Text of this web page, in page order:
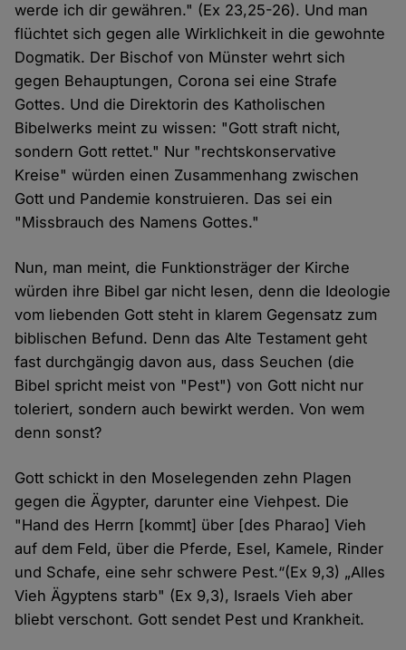
werde ich dir gewähren." (Ex 23,25-26). Und man
flüchtet sich gegen alle Wirklichkeit in die gewohnte
Dogmatik. Der Bischof von Münster wehrt sich
gegen Behauptungen, Corona sei eine Strafe
Gottes. Und die Direktorin des Katholischen
Bibelwerks meint zu wissen: "Gott straft nicht,
sondern Gott rettet." Nur "rechtskonservative
Kreise" würden einen Zusammenhang zwischen
Gott und Pandemie konstruieren. Das sei ein
"Missbrauch des Namens Gottes."
Nun, man meint, die Funktionsträger der Kirche
würden ihre Bibel gar nicht lesen, denn die Ideologie
vom liebenden Gott steht in klarem Gegensatz zum
biblischen Befund. Denn das Alte Testament geht
fast durchgängig davon aus, dass Seuchen (die
Bibel spricht meist von "Pest") von Gott nicht nur
toleriert, sondern auch bewirkt werden. Von wem
denn sonst?
Gott schickt in den Moselegenden zehn Plagen
gegen die Ägypter, darunter eine Viehpest. Die
"Hand des Herrn [kommt] über [des Pharao] Vieh
auf dem Feld, über die Pferde, Esel, Kamele, Rinder
und Schafe, eine sehr schwere Pest.“(Ex 9,3) „Alles
Vieh Ägyptens starb" (Ex 9,3), Israels Vieh aber
bliebt verschont. Gott sendet Pest und Krankheit.